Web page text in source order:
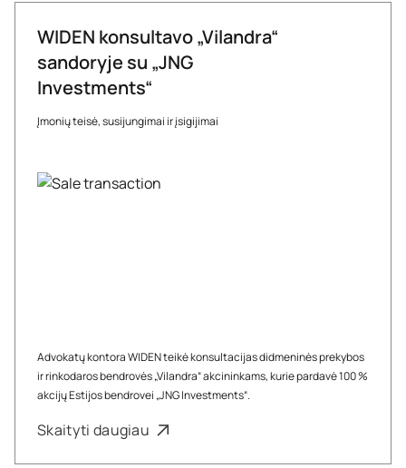
WIDEN konsultavo „Vilandra“
sandoryje su „JNG
Investments“
Įmonių teisė, susijungimai ir įsigijimai
Advokatų kontora WIDEN teikė konsultacijas didmeninės prekybos
ir rinkodaros bendrovės „Vilandra“ akcininkams, kurie pardavė 100 %
akcijų Estijos bendrovei „JNG Investments“.
Skaityti daugiau